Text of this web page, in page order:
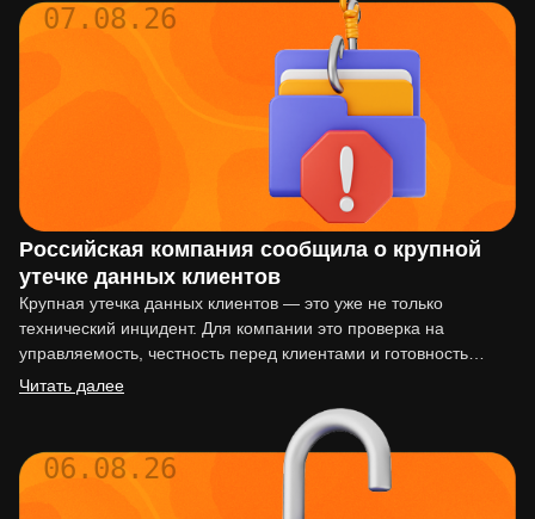
07.08.26
Российская компания сообщила о крупной
утечке данных клиентов
Крупная утечка данных клиентов — это уже не только
технический инцидент. Для компании это проверка на
управляемость, честность перед клиентами и готовность
действовать по…
Читать далее
06.08.26